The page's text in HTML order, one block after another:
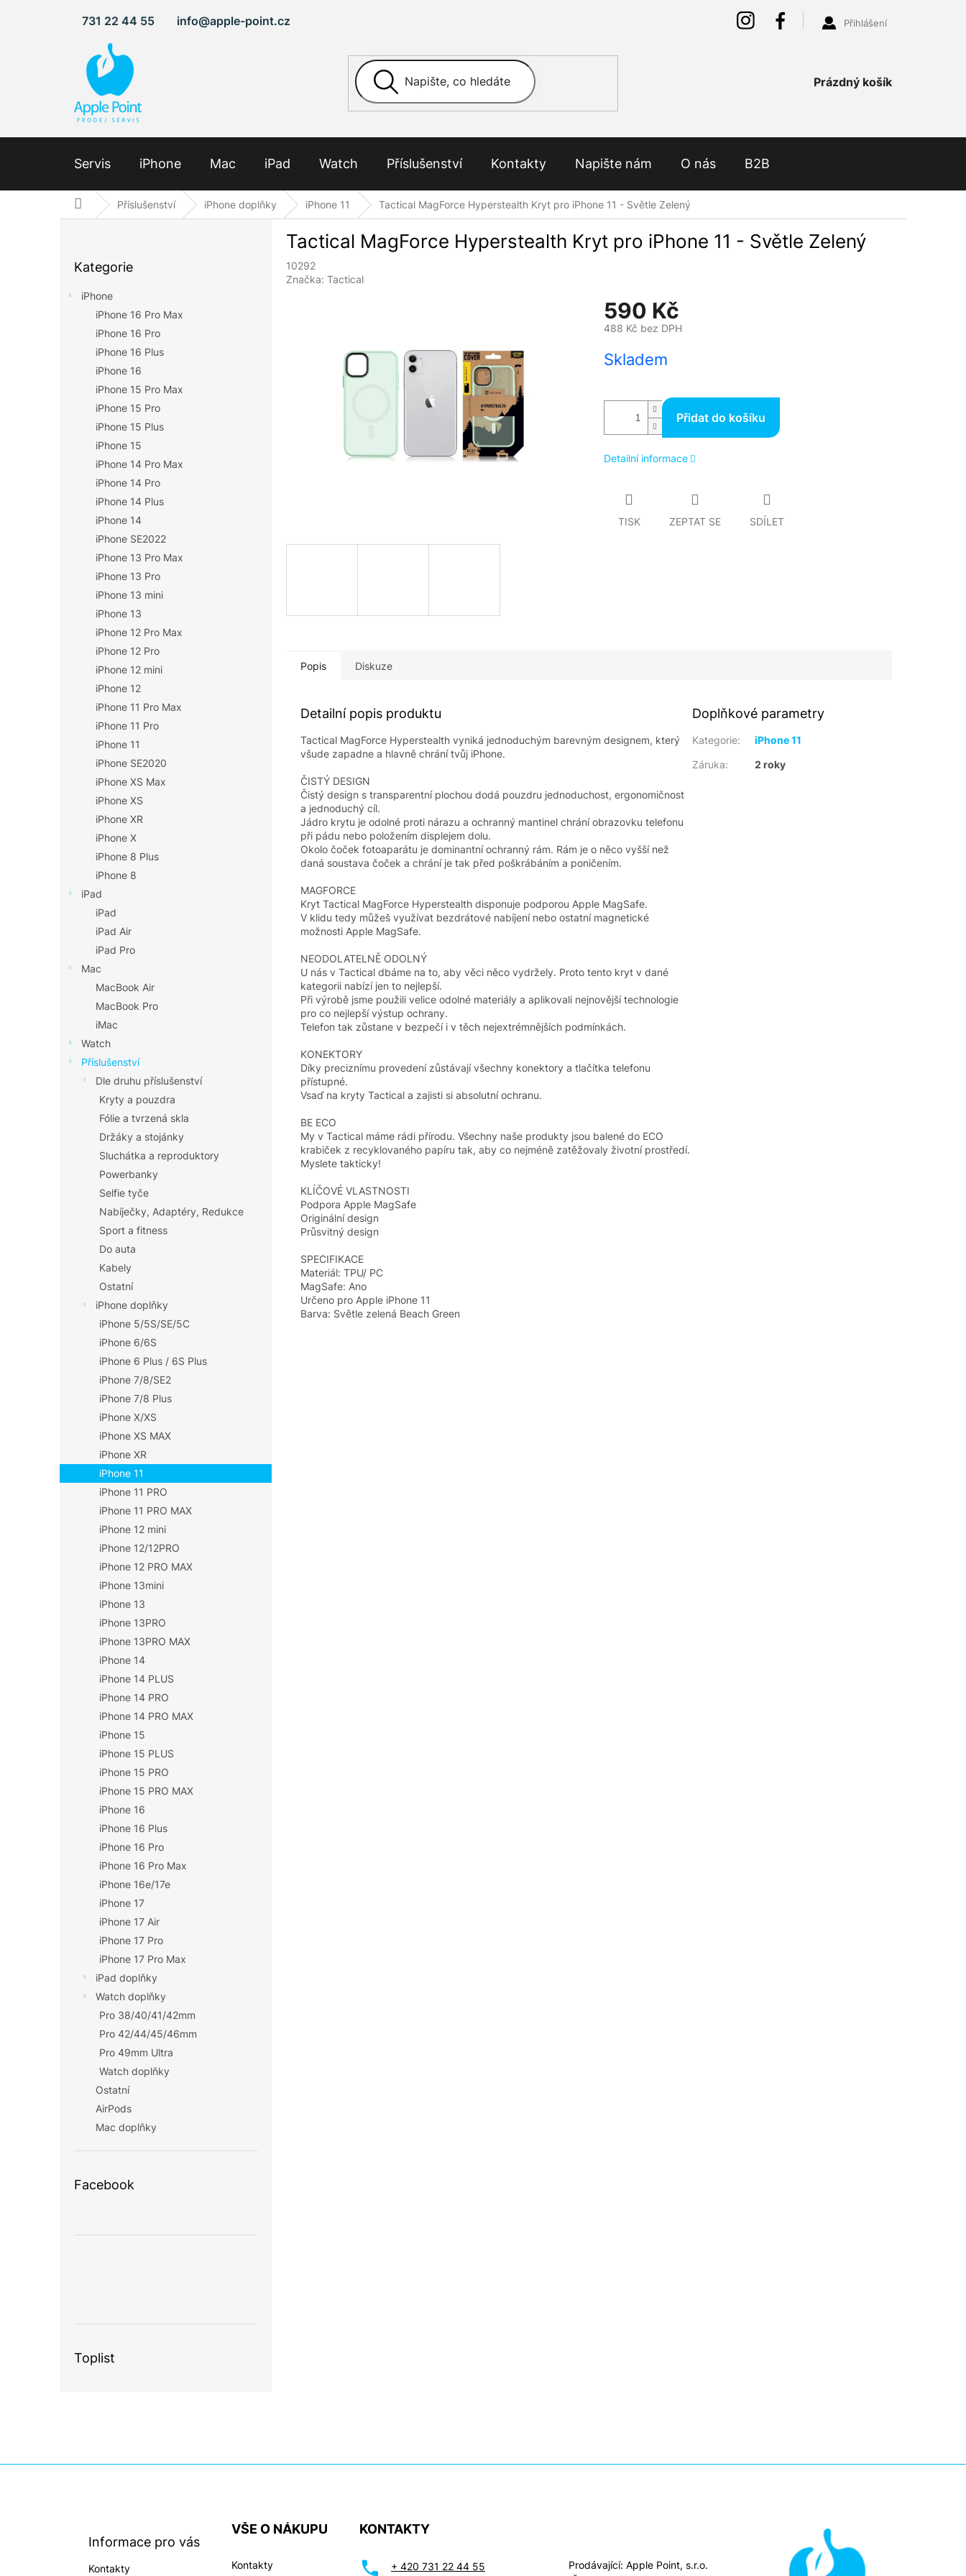
731 22 44 55 info@apple-point.cz Přihlášení
Nákupní
košík
Prázdný košík
Servis iPhone Mac iPad Watch Příslušenství Kontakty Napište nám O nás B2B
Domů Příslušenství iPhone doplňky iPhone 11 Tactical MagForce Hyperstealth Kryt pro iPhone 11 - Světle Zelený
kategorie
Kategorie
iPhone
iPhone 16 Pro Max
iPhone 16 Pro
iPhone 16 Plus
iPhone 16
iPhone 15 Pro Max
iPhone 15 Pro
iPhone 15 Plus
iPhone 15
iPhone 14 Pro Max
iPhone 14 Pro
iPhone 14 Plus
iPhone 14
iPhone SE2022
iPhone 13 Pro Max
iPhone 13 Pro
iPhone 13 mini
iPhone 13
iPhone 12 Pro Max
iPhone 12 Pro
iPhone 12 mini
iPhone 12
iPhone 11 Pro Max
iPhone 11 Pro
iPhone 11
iPhone SE2020
iPhone XS Max
iPhone XS
iPhone XR
iPhone X
iPhone 8 Plus
iPhone 8
iPad
iPad
iPad Air
iPad Pro
Mac
MacBook Air
MacBook Pro
iMac
Watch
Příslušenství
Dle druhu příslušenství
Kryty a pouzdra
Fólie a tvrzená skla
Držáky a stojánky
Sluchátka a reproduktory
Powerbanky
Selfie tyče
Nabíječky, Adaptéry, Redukce
Sport a fitness
Do auta
Kabely
Ostatní
iPhone doplňky
iPhone 5/5S/SE/5C
iPhone 6/6S
iPhone 6 Plus / 6S Plus
iPhone 7/8/SE2
iPhone 7/8 Plus
iPhone X/XS
iPhone XS MAX
iPhone XR
iPhone 11
iPhone 11 PRO
iPhone 11 PRO MAX
iPhone 12 mini
iPhone 12/12PRO
iPhone 12 PRO MAX
iPhone 13mini
iPhone 13
iPhone 13PRO
iPhone 13PRO MAX
iPhone 14
iPhone 14 PLUS
iPhone 14 PRO
iPhone 14 PRO MAX
iPhone 15
iPhone 15 PLUS
iPhone 15 PRO
iPhone 15 PRO MAX
iPhone 16
iPhone 16 Plus
iPhone 16 Pro
iPhone 16 Pro Max
iPhone 16e/17e
iPhone 17
iPhone 17 Air
iPhone 17 Pro
iPhone 17 Pro Max
iPad doplňky
Watch doplňky
Pro 38/40/41/42mm
Pro 42/44/45/46mm
Pro 49mm Ultra
Watch doplňky
Ostatní
AirPods
Mac doplňky
Facebook
Toplist
Tactical MagForce Hyperstealth Kryt pro iPhone 11 - Světle Zelený
10292
Značka: Tactical
590 Kč
488 Kč bez DPH
cena:
Skladem
Přidat do košíku
Detailní informace
TISK ZEPTAT SE SDÍLET
Popis Diskuze
Detailní popis produktu
Tactical MagForce Hyperstealth vyniká jednoduchým barevným designem, který
všude zapadne a hlavně chrání tvůj iPhone.
ČISTÝ DESIGN
Čistý design s transparentní plochou dodá pouzdru jednoduchost, ergonomičnost
a jednoduchý cíl.
Jádro krytu je odolné proti nárazu a ochranný mantinel chrání obrazovku telefonu
při pádu nebo položením displejem dolu.
Okolo čoček fotoaparátu je dominantní ochranný rám. Rám je o něco vyšší než
daná soustava čoček a chrání je tak před poškrábáním a poničením.
MAGFORCE
Kryt Tactical MagForce Hyperstealth disponuje podporou Apple MagSafe.
V klidu tedy můžeš využívat bezdrátové nabíjení nebo ostatní magnetické
možnosti Apple MagSafe.
NEODOLATELNĚ ODOLNÝ
U nás v Tactical dbáme na to, aby věci něco vydržely. Proto tento kryt v dané
kategorii nabízí jen to nejlepší.
Při výrobě jsme použili velice odolné materiály a aplikovali nejnovější technologie
pro co nejlepší výstup ochrany.
Telefon tak zůstane v bezpečí i v těch nejextrémnějších podmínkách.
KONEKTORY
Díky preciznímu provedení zůstávají všechny konektory a tlačítka telefonu
přístupné.
Vsaď na kryty Tactical a zajisti si absolutní ochranu.
BE ECO
My v Tactical máme rádi přírodu. Všechny naše produkty jsou balené do ECO
krabiček z recyklovaného papíru tak, aby co nejméně zatěžovaly životní prostředí.
Myslete takticky!
KLÍČOVÉ VLASTNOSTI
Podpora Apple MagSafe
Originální design
Průsvitný design
SPECIFIKACE
Materiál: TPU/ PC
MagSafe: Ano
Určeno pro Apple iPhone 11
Barva: Světle zelená Beach Green
Doplňkové parametry
Kategorie:
iPhone 11
Záruka: 2 roky
Informace pro vás
Kontakty
VŠE O NÁKUPU
Kontakty
KONTAKTY
+ 420 731 22 44 55
Prodávající: Apple Point, s.r.o.